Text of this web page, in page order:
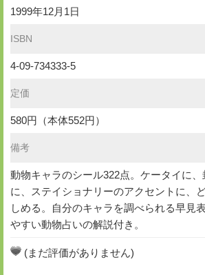
1999年12月1日
ISBN
4-09-734333-5
定価
580円（本体552円）
備考
動物キャラのシール322点。ケータイに
に、ステイショナリーのアクセントに、
しめる。自分のキャラを調べられる早見
やすい動物占いの解説付き。
(まだ評価がありません)